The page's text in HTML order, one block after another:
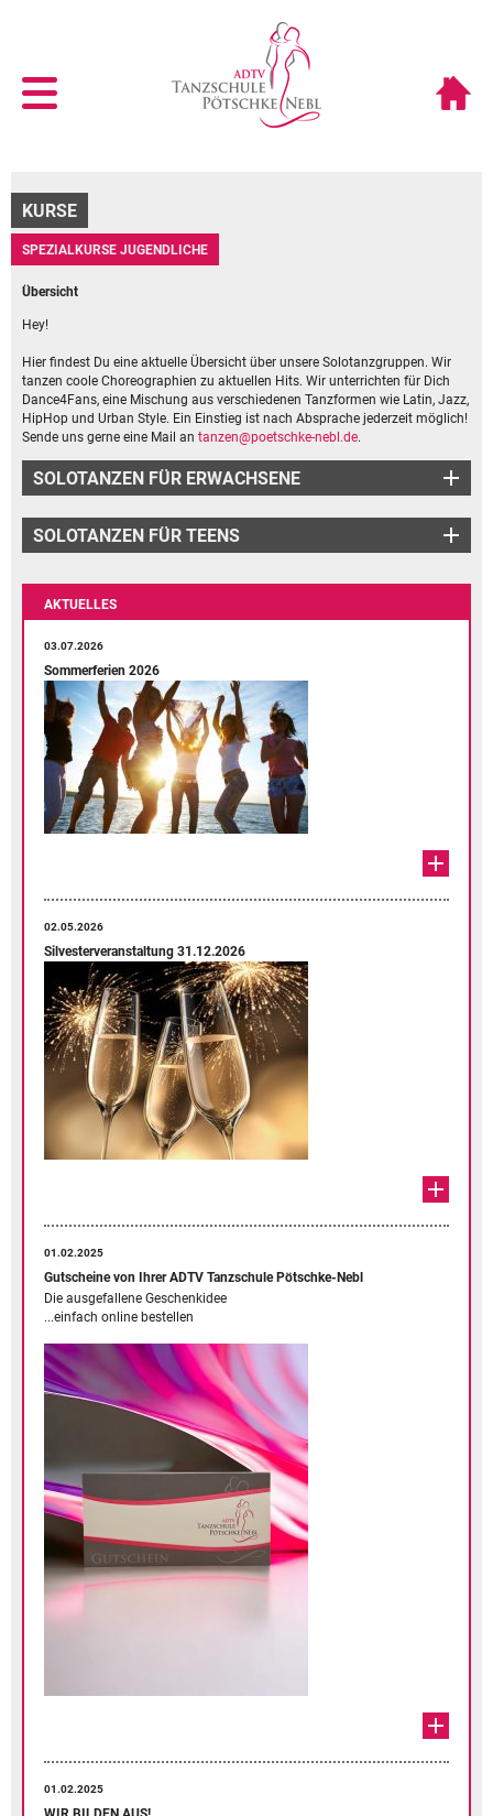
KURSE
SPEZIALKURSE JUGENDLICHE
Übersicht
Hey!
Hier findest Du eine aktuelle Übersicht über unsere Solotanzgruppen. Wir
tanzen coole Choreographien zu aktuellen Hits. Wir unterrichten für Dich
Dance4Fans, eine Mischung aus verschiedenen Tanzformen wie Latin, Jazz,
HipHop und Urban Style. Ein Einstieg ist nach Absprache jederzeit möglich!
Sende uns gerne eine Mail an tanzen@poetschke-nebl.de.
SOLOTANZEN FÜR ERWACHSENE
SOLOTANZEN FÜR TEENS
AKTUELLES
03.07.2026
Sommerferien 2026
02.05.2026
Silvesterveranstaltung 31.12.2026
01.02.2025
Gutscheine von Ihrer ADTV Tanzschule Pötschke-Nebl
Die ausgefallene Geschenkidee
...einfach online bestellen
01.02.2025